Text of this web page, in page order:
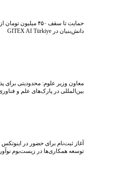
حمایت تا سقف ۴۵۰
دانش‌بنیان در GITEX AI Türkiye
معاون وزیر علوم: محدودیتی برای
بین‌المللی در پارک‌های علم و
توسعه همکاری‌ها در زیست‌بوم